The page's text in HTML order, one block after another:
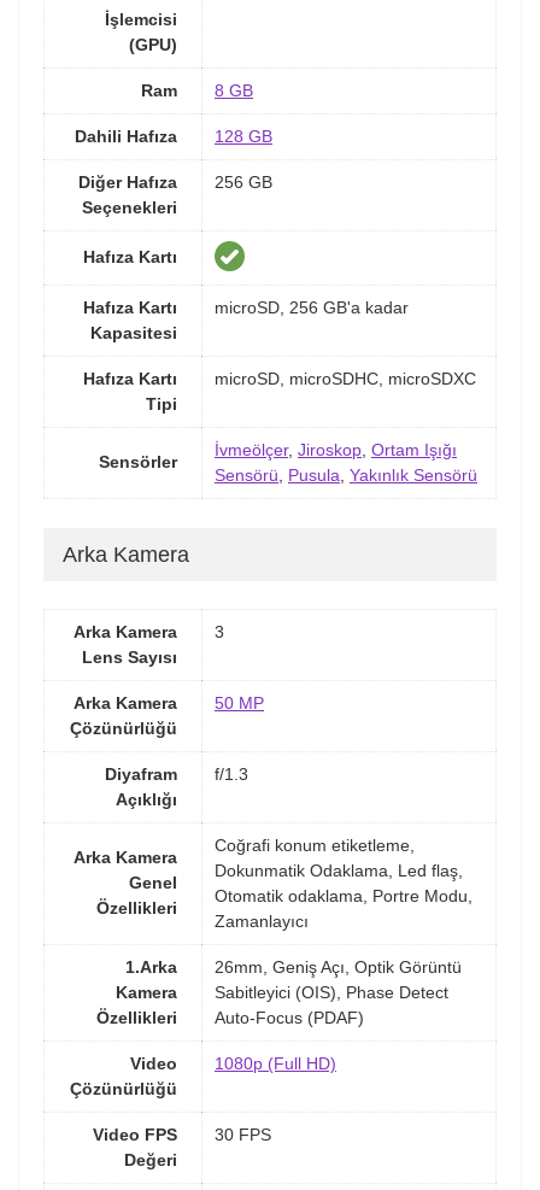
İşlemcisi
(GPU)
Ram 8 GB
Dahili Hafıza 128 GB
Diğer Hafıza
Seçenekleri
256 GB
Hafıza Kartı
Hafıza Kartı
Kapasitesi
microSD, 256 GB'a kadar
Hafıza Kartı
Tipi
microSD, microSDHC, microSDXC
Sensörler
İvmeölçer, Jiroskop, Ortam Işığı
Sensörü, Pusula, Yakınlık Sensörü
Arka Kamera
Arka Kamera
Lens Sayısı
3
Arka Kamera
Çözünürlüğü
50 MP
Diyafram
Açıklığı
f/1.3
Arka Kamera
Genel
Özellikleri
Coğrafi konum etiketleme,
Dokunmatik Odaklama, Led flaş,
Otomatik odaklama, Portre Modu,
Zamanlayıcı
1.Arka
Kamera
Özellikleri
26mm, Geniş Açı, Optik Görüntü
Sabitleyici (OIS), Phase Detect
Auto-Focus (PDAF)
Video
Çözünürlüğü
1080p (Full HD)
Video FPS
Değeri
30 FPS